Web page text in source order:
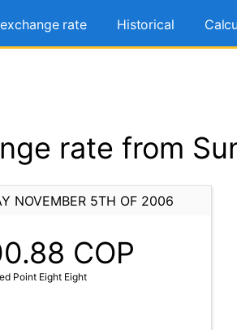
rate Historical
rate from
NOVEMBER 5TH OF 2006
COP
Point Eight Eight